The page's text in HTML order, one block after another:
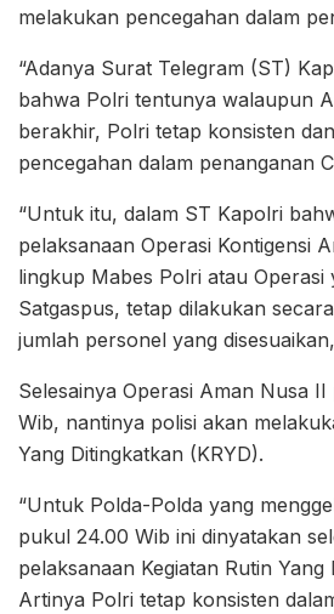
melakukan pencegahan dalam
“Adanya Surat Telegram (ST)
bahwa Polri tentunya walaupun
berakhir, Polri tetap konsisten
pencegahan dalam penanganan
“Untuk itu, dalam ST Kapolri
pelaksanaan Operasi Kontigensi
lingkup Mabes Polri atau Operasi
Satgaspus, tetap dilakukan
jumlah personel yang
Selesainya Operasi Aman Nusa
Wib, nantinya polisi akan
Yang Ditingkatkan (KRYD).
“Untuk Polda-Polda yang
pukul 24.00 Wib ini dinyatakan
pelaksanaan Kegiatan Rutin Yang
Artinya Polri tetap konsisten